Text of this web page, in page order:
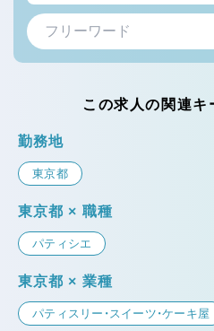
この求人の関連キ
勤務地
東京都
東京都 × 職種
パティシエ
東京都 × 業種
パティスリー・スイーツ・ケーキ屋